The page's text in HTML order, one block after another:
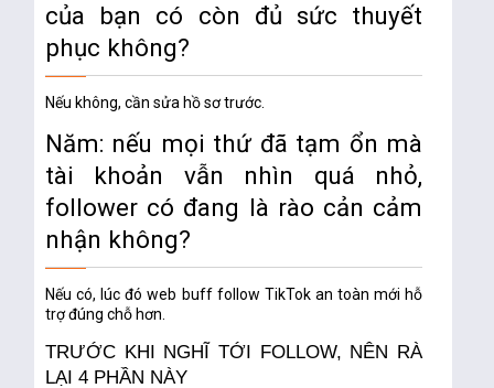
của bạn có còn đủ sức thuyết
phục không?
Nếu không, cần sửa hồ sơ trước.
Năm: nếu mọi thứ đã tạm ổn mà
tài khoản vẫn nhìn quá nhỏ,
follower có đang là rào cản cảm
nhận không?
Nếu có, lúc đóweb buff follow TikTok an toàn mới hỗ
trợ đúng chỗ hơn.
TRƯỚC KHI NGHĨ TỚI FOLLOW, NÊN RÀ
LẠI 4 PHẦN NÀY